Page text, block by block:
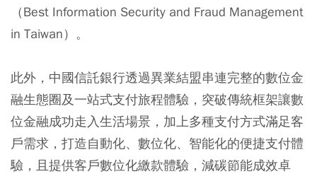
（Best Information Security and Fraud Management
in Taiwan）。
此外，中國信託銀行透過異業結盟串連完整的數位金
融生態圈及一站式支付旅程體驗，突破傳統框架讓數
位金融成功走入生活場景，加上多種支付方式滿足客
戶需求，打造自動化、數位化、智能化的便捷支付體
驗，且提供客戶數位化繳款體驗，減碳節能成效卓